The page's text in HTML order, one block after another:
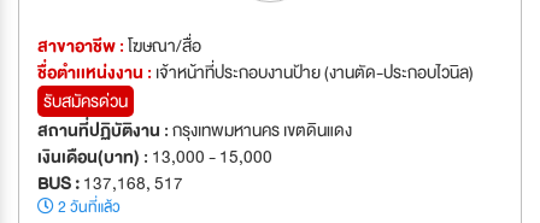
สาขาอาชีพ :โฆษณา/สื่อ
ชื่อตำเเหน่งงาน : เจ้าหน้าที่ประกอบงานป้าย (งานตัด-ประกอบไวนิล)
รับสมัครด่วน
สถานที่ปฏิบัติงาน :กรุงเทพมหานคร เขตดินแดง
เงินเดือน(บาท) : 13,000 - 15,000
BUS :137,168, 517
2 วันที่แล้ว